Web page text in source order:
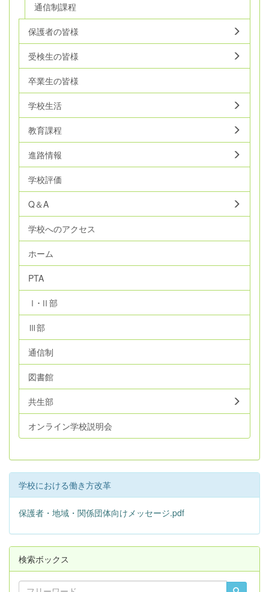
通信制課程
保護者の皆様
受検生の皆様
卒業生の皆様
学校生活
教育課程
進路情報
学校評価
Q＆A
学校へのアクセス
ホーム
PTA
Ⅰ･Ⅱ部
Ⅲ部
通信制
図書館
共生部
オンライン学校説明会
学校における働き方改革
保護者・地域・関係団体向けメッセージ.pdf
検索ボックス